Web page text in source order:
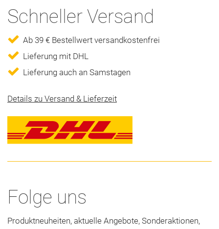
Schneller Versand
Ab 39 € Bestellwert versandkostenfrei
Lieferung mit DHL
Lieferung auch an Samstagen
Details zu Versand & Lieferzeit
Folge uns
Produktneuheiten, aktuelle Angebote, Sonderaktionen,